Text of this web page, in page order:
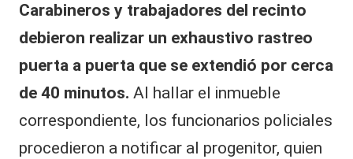
Carabineros y trabajadores del recinto
debieron realizar un exhaustivo rastreo
puerta a puerta que se extendió por cerca
de 40 minutos. Al hallar el inmueble
correspondiente, los funcionarios policiales
procedieron a notificar al progenitor, quien